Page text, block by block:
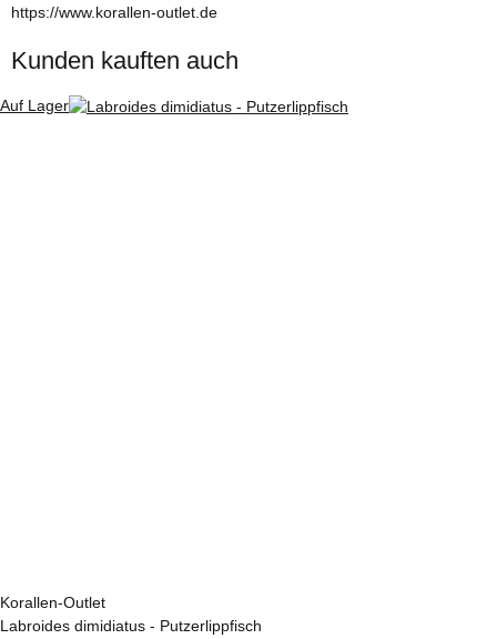
https://www.korallen-outlet.de
Kunden kauften auch
Auf Lager
Korallen-Outlet
Labroides dimidiatus - Putzerlippfisch